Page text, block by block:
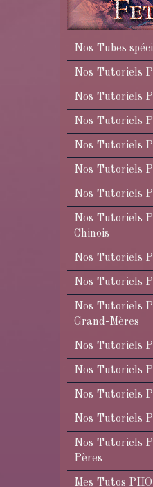
Nos Tubes
Nos Tutoriels
Nos Tutoriels
Nos Tutoriels
Nos Tutoriels
Nos Tutoriels
Nos Tutoriels
Nos Tutoriels
Chinois
Nos Tutoriels
Nos Tutoriels
Nos Tutoriels
Grand-Mères
Nos Tutoriels
Nos Tutoriels
Nos Tutoriels
Nos Tutoriels
Nos Tutoriels
Pères
Mes Tutos